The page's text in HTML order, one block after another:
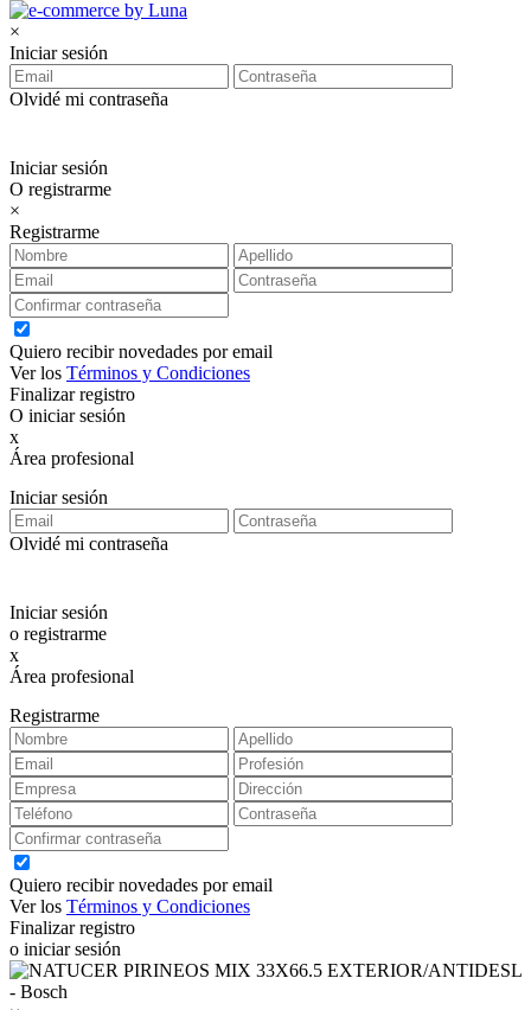
×
Iniciar sesión
Olvidé mi contraseña
Iniciar sesión
O registrarme
×
Registrarme
Quiero recibir novedades por email
Ver los Términos y Condiciones
Finalizar registro
O iniciar sesión
x
Área profesional
Iniciar sesión
Olvidé mi contraseña
Iniciar sesión
o registrarme
x
Área profesional
Registrarme
Quiero recibir novedades por email
Ver los Términos y Condiciones
Finalizar registro
o iniciar sesión